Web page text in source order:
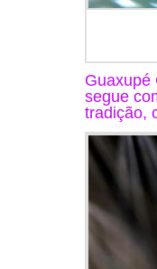
Guaxupé
segue
tradição,